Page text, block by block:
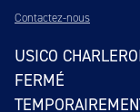
Contactez-nous
USICO
FERMÉ